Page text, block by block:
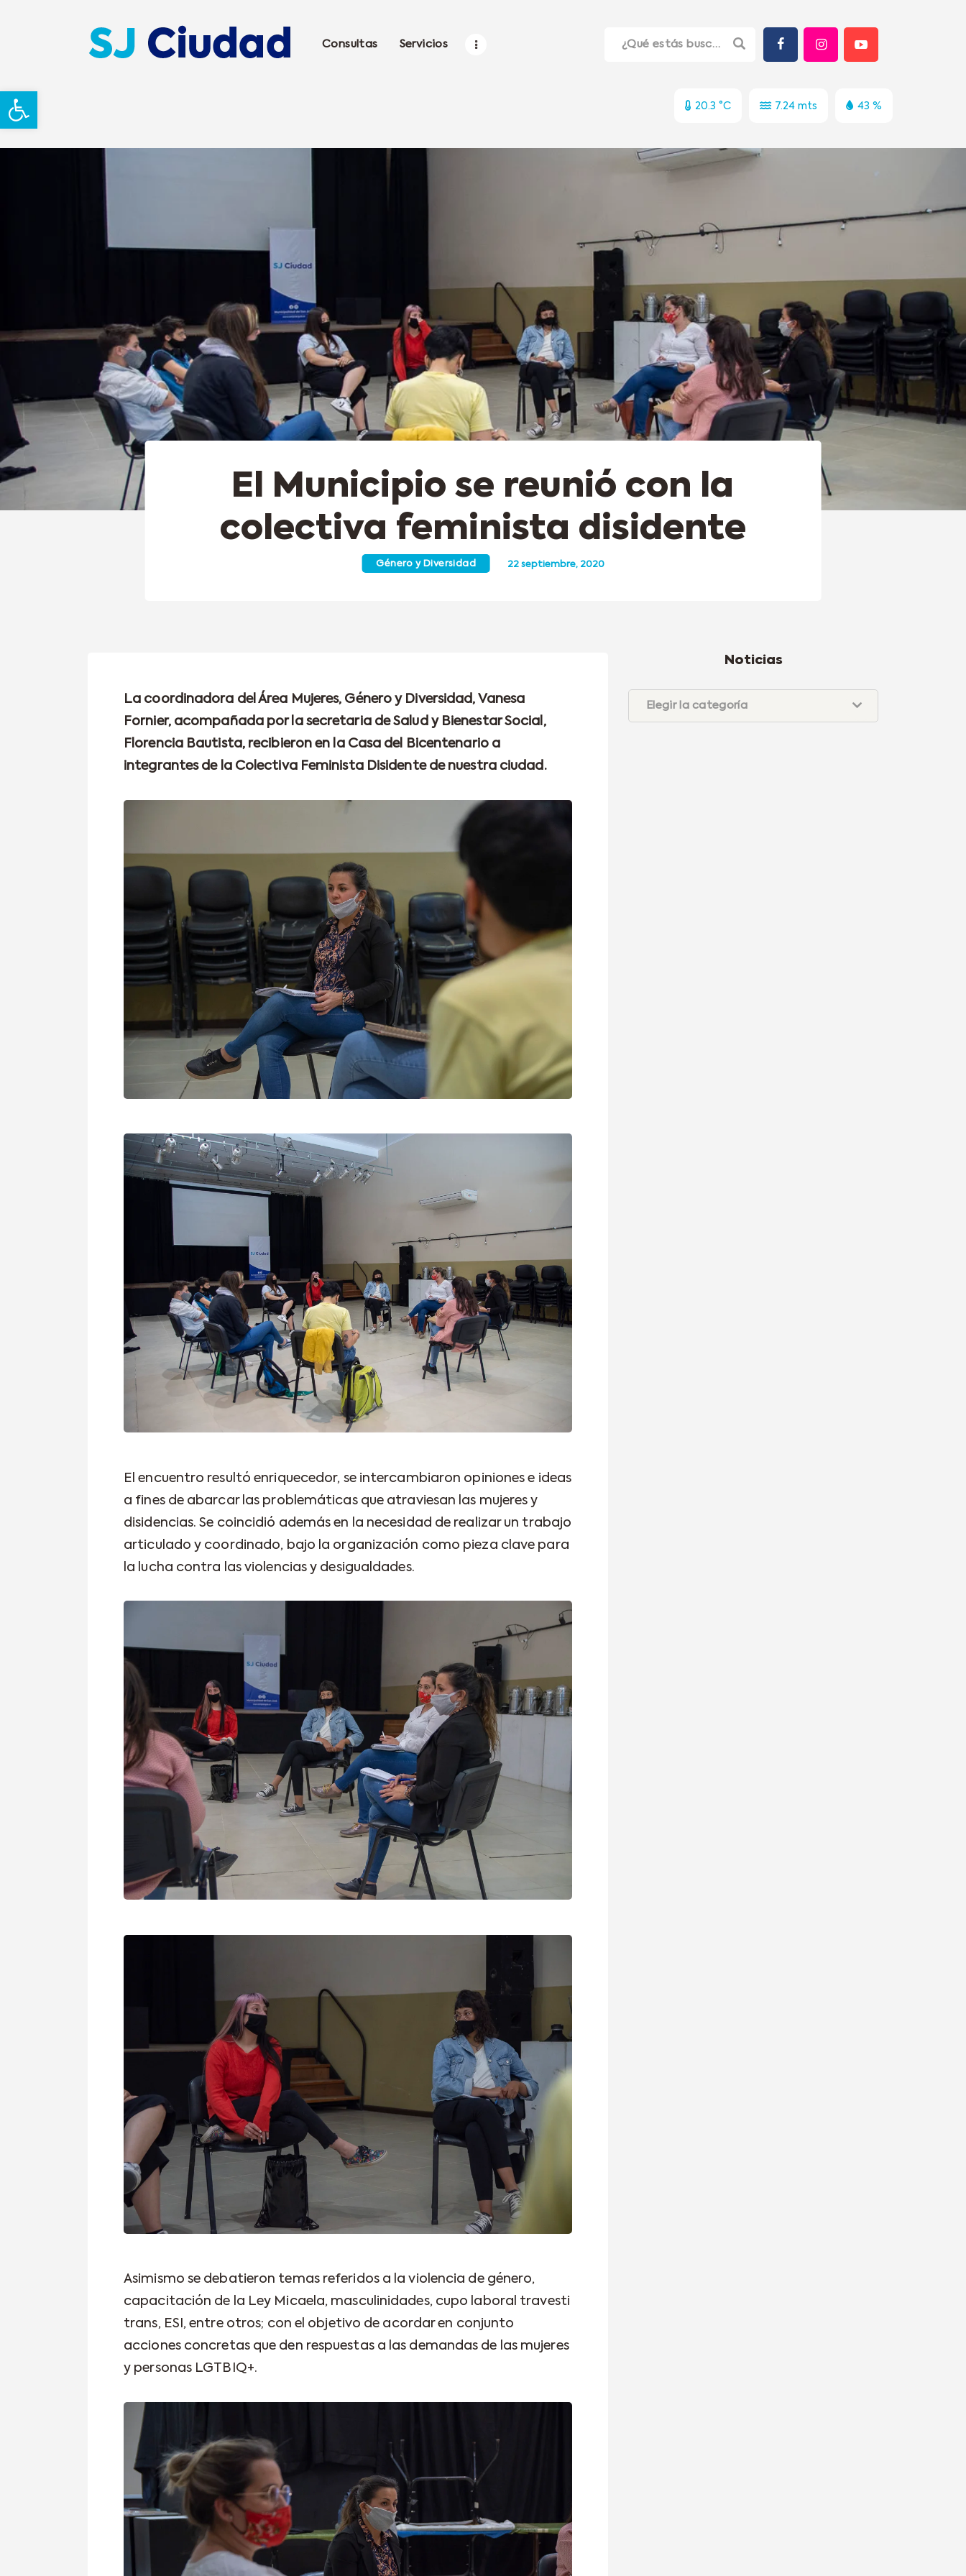
Abrir barra de herramientas
Consultas Servicios
20.3 °C 7.24 mts 43 %
El Municipio se reunió con la
colectiva feminista disidente
Género y Diversidad 22 septiembre, 2020
La coordinadora del Área Mujeres, Género y Diversidad, Vanesa
Fornier, acompañada por la secretaria de Salud y Bienestar Social,
Florencia Bautista, recibieron en la Casa del Bicentenario a
integrantes de la Colectiva Feminista Disidente de nuestra ciudad.
El encuentro resultó enriquecedor, se intercambiaron opiniones e ideas
a fines de abarcar las problemáticas que atraviesan las mujeres y
disidencias. Se coincidió además en la necesidad de realizar un trabajo
articulado y coordinado, bajo la organización como pieza clave para
la lucha contra las violencias y desigualdades.
Asimismo se debatieron temas referidos a la violencia de género,
capacitación de la Ley Micaela, masculinidades, cupo laboral travesti
trans, ESI, entre otros; con el objetivo de acordar en conjunto
acciones concretas que den respuestas a las demandas de las mujeres
y personas LGTBIQ+.
Noticias